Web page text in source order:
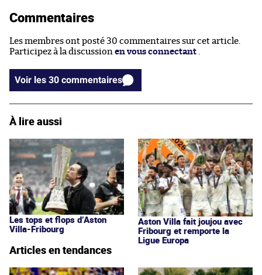
Commentaires
Les membres ont posté 30 commentaires sur cet article.
Participez à la discussion en vous connectant .
Voir les 30 commentaires
À lire aussi
Les tops et flops d’Aston
Villa-Fribourg
Aston Villa fait joujou avec
Fribourg et remporte la
Ligue Europa
Articles en tendances